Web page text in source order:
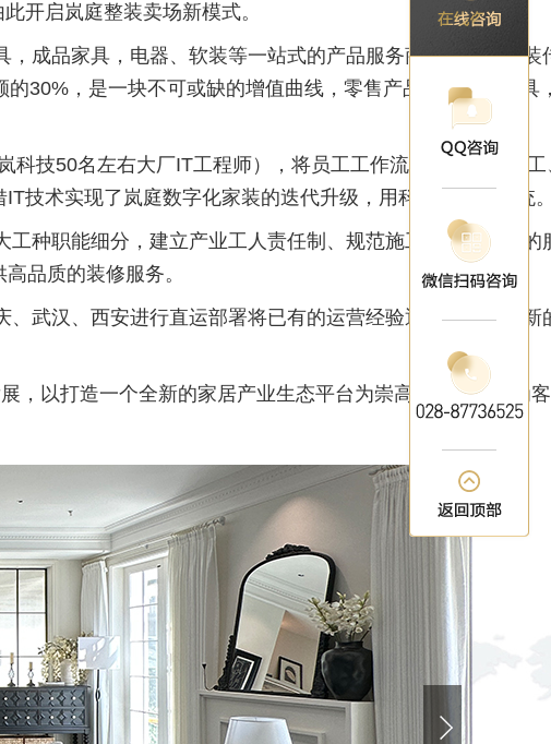
开启岚庭整装卖场新模式。
成品家具，电器、软装等一站式的产品服务商城，并在家装
的30%，是一块不可或缺的增值曲线，零售产品包括定制家具
科技50名左右大厂IT工程师），将员工工作流程及设计、施工
技术实现了岚庭数字化家装的迭代升级，用科技去改变传统
种职能细分，建立产业工人责任制、规范施工管家及工人的
品质的装修服务。
武汉、西安进行直运部署将已有的运营经验通过异地去做新
，以打造一个全新的家居产业生态平台为崇高愿景，坚持为